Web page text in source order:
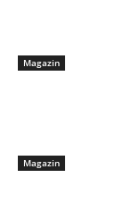
Magazin
Magazin